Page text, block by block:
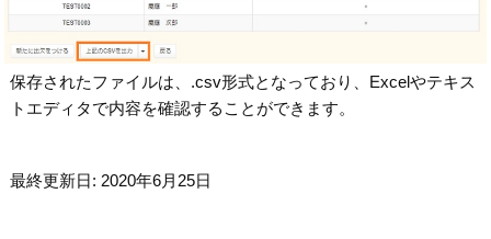
保存されたファイルは、.csv形式となっており、Excelやテキス
トエディタで内容を確認することができます。
最終更新日: 2020年6月25日